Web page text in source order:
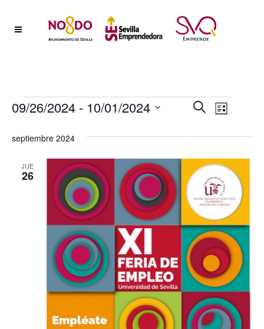
Eventos
de
y
vistas
de
Buscar
de
Lista
09/26/2024 - 10/01/2024
la
septiembre 2024
JUE
26